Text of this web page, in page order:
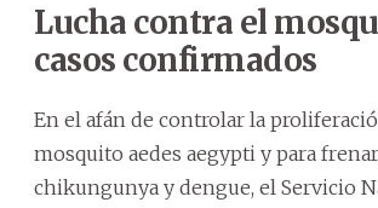
Lucha contra el
casos confirmados
En el afán de controlar la
mosquito aedes aegypti y para
chikungunya y dengue, el Servicio